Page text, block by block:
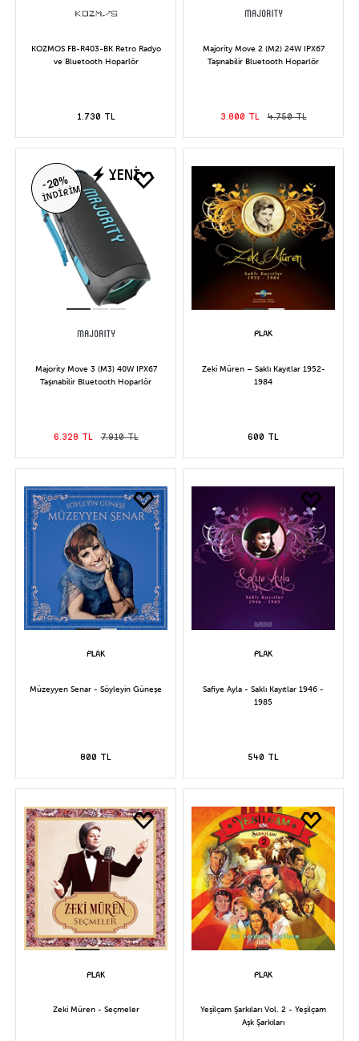
KOZMOS FB-R403-BK Retro Radyo
ve Bluetooth Hoparlör
1.730 TL
Majority Move 2 (M2) 24W IPX67
Taşınabilir Bluetooth Hoparlör
3.800 TL 4.750 TL
-20%
İNDİRİM
YENİ
Majority Move 3 (M3) 40W IPX67
Taşınabilir Bluetooth Hoparlör
6.328 TL 7.910 TL
Zeki Müren – Saklı Kayıtlar 1952-
1984
600 TL
Müzeyyen Senar - Söyleyin Güneşe
800 TL
Safiye Ayla - Saklı Kayıtlar 1946 -
1985
540 TL
Zeki Müren - Seçmeler
Yeşilçam Şarkıları Vol. 2 - Yeşilçam
Aşk Şarkıları